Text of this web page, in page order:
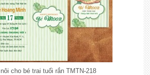
cho bé trai tuổi rắn TMTN-218